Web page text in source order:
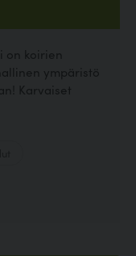
on koirien
ympäristö
Karvaiset